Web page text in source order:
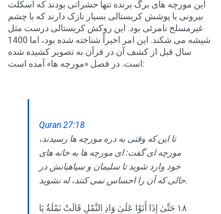
این مورچه های برگ برنده تنها حشراتی بودند که اسکلت
بیرونی با پوشش کریستالی بسیار نازک دارند که با چشم
غیرمسلح نامرئی بود. این روکش کریستالی درست مثل
شیشه می شکند. این امر اخیراً شناخته شده بود، اما 1400
سال قبل از کشف آن در قرآن به تصویر کشیده شده
است. در فصل «مورچه ها» آمده است:
Quran 27:18
تا این که وقتی به دره مورچه ها رسیدند،
مورچه ای گفت: ای مورچه ها به خانه های
خود وارد شوید تا سلیمان و سپاهیانش در
حالی که آن را احساس نمی کنند، له نشوید.
١٨ حَتَّىٰ إِذَا أَتَوْا عَلَىٰ وَادِ النَّمْلِ قَالَتْ نَمْلَةٌ يَا